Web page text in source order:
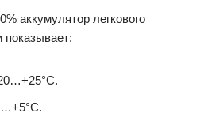
аккумулятор легкового
показывает: